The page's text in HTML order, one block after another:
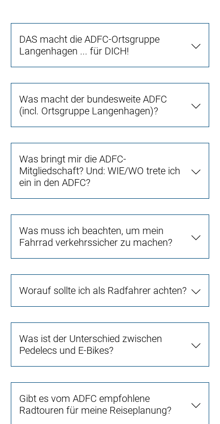
DAS macht die ADFC-Ortsgruppe
Langenhagen ... für DICH!
Was macht der bundesweite ADFC
(incl. Ortsgruppe Langenhagen)?
Was bringt mir die ADFC-
Mitgliedschaft? Und: WIE/WO trete ich
ein in den ADFC?
Was muss ich beachten, um mein
Fahrrad verkehrssicher zu machen?
Worauf sollte ich als Radfahrer achten?
Was ist der Unterschied zwischen
Pedelecs und E-Bikes?
Gibt es vom ADFC empfohlene
Radtouren für meine Reiseplanung?